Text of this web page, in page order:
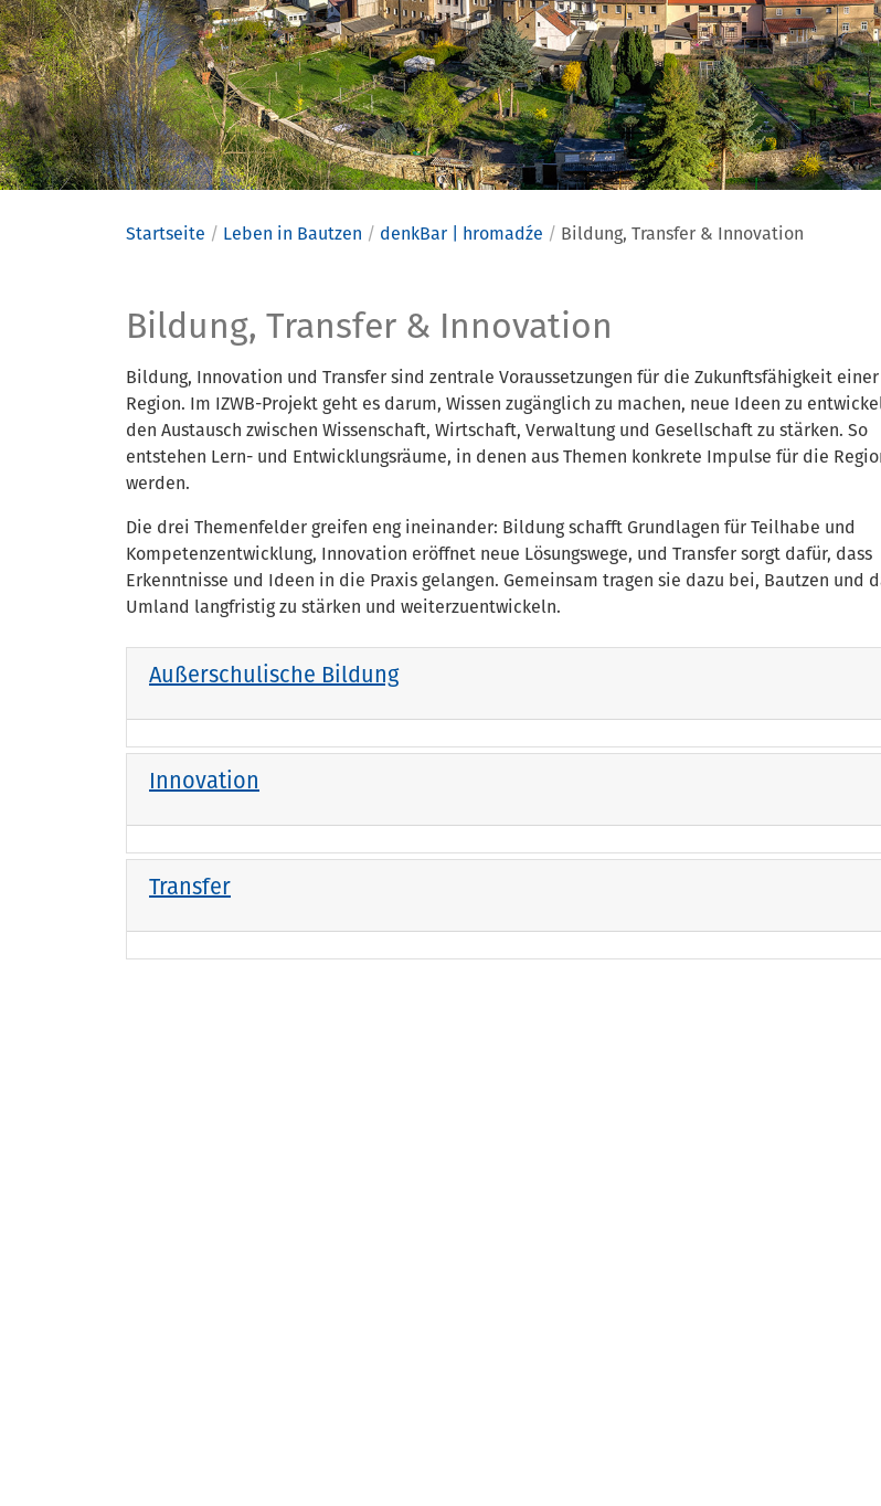
Startseite Leben in Bautzen denkBar | hromadźe Bildung, Transfer & Innovation
Bildung, Transfer
Bildung, Transfer & Innovation
Bildung, Innovation und Transfer sind zentrale Voraussetzungen für die Zukunftsfähigkeit einer
Region. Im IZWB-Projekt geht es darum, Wissen zugänglich zu machen, neue Ideen zu
den Austausch zwischen Wissenschaft, Wirtschaft, Verwaltung und Gesellschaft zu stärken. So
entstehen Lern- und Entwicklungsräume, in denen aus Themen konkrete Impulse für die
werden.
Die drei Themenfelder greifen eng ineinander: Bildung schafft Grundlagen für Teilhabe und
Kompetenzentwicklung, Innovation eröffnet neue Lösungswege, und Transfer sorgt dafür, dass
Erkenntnisse und Ideen in die Praxis gelangen. Gemeinsam tragen sie dazu bei, Bautzen und
Umland langfristig zu stärken und weiterzuentwickeln.
Außerschulische Bildung
Innovation
Transfer